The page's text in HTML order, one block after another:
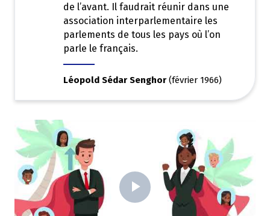
de l’avant. Il faudrait réunir dans une
association interparlementaire les
parlements de tous les pays où l’on
parle le français.
Léopold Sédar Senghor (février 1966)
Play